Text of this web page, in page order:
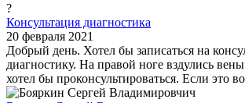
?
Консультация диагностика
20 февраля 2021
Добрый день. Хотел бы записаться на
диагностику. На правой ноге вздулись
хотел бы проконсультироваться. Если это